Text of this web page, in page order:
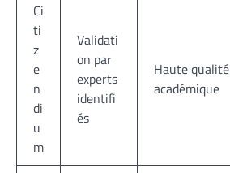
Ci
ti
z
e
n
di
u
m
Validati
on par
experts
identifi
és
Haute qualité
académique